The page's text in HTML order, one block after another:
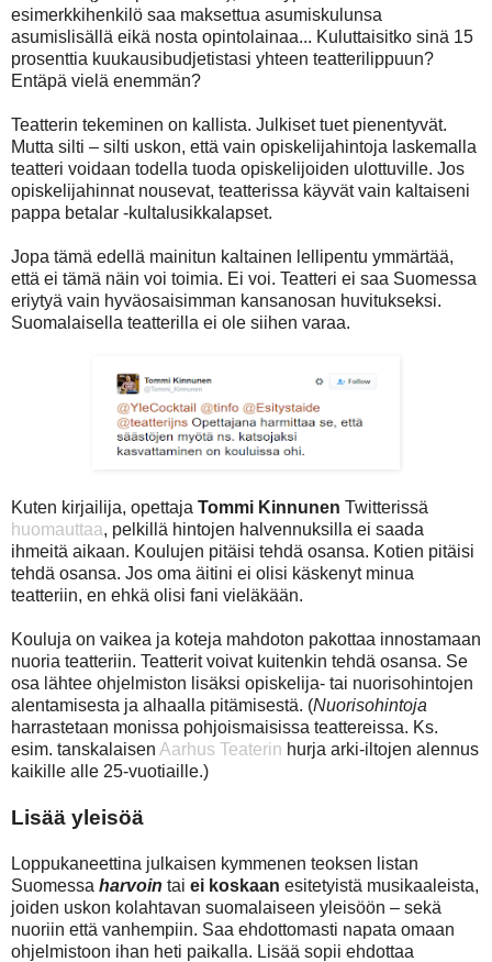
esimerkkihenkilö saa maksettua asumiskulunsa
asumislisällä eikä nosta opintolainaa... Kuluttaisitko sinä 15
prosenttia kuukausibudjetistasi yhteen teatterilippuun?
Entäpä vielä enemmän?
Teatterin tekeminen on kallista. Julkiset tuet pienentyvät.
Mutta silti – silti uskon, että vain opiskelijahintoja laskemalla
teatteri voidaan todella tuoda opiskelijoiden ulottuville. Jos
opiskelijahinnat nousevat, teatterissa käyvät vain kaltaiseni
pappa betalar -kultalusikkalapset.
Jopa tämä edellä mainitun kaltainen lellipentu ymmärtää,
että ei tämä näin voi toimia. Ei voi. Teatteri ei saa Suomessa
eriytyä vain hyväosaisimman kansanosan huvitukseksi.
Suomalaisella teatterilla ei ole siihen varaa.
Kuten kirjailija, opettaja Tommi Kinnunen Twitterissä
huomauttaa, pelkillä hintojen halvennuksilla ei saada
ihmeitä aikaan. Koulujen pitäisi tehdä osansa. Kotien pitäisi
tehdä osansa. Jos oma äitini ei olisi käskenyt minua
teatteriin, en ehkä olisi fani vieläkään.
Kouluja on vaikea ja koteja mahdoton pakottaa innostamaan
nuoria teatteriin. Teatterit voivat kuitenkin tehdä osansa. Se
osa lähtee ohjelmiston lisäksi opiskelija- tai nuorisohintojen
alentamisesta ja alhaalla pitämisestä. (Nuorisohintoja
harrastetaan monissa pohjoismaisissa teattereissa. Ks.
esim. tanskalaisen Aarhus Teaterin hurja arki-iltojen alennus
kaikille alle 25-vuotiaille.)
Lisää yleisöä
Loppukaneettina julkaisen kymmenen teoksen listan
Suomessa harvoin tai ei koskaan esitetyistä musikaaleista,
joiden uskon kolahtavan suomalaiseen yleisöön – sekä
nuoriin että vanhempiin. Saa ehdottomasti napata omaan
ohjelmistoon ihan heti paikalla. Lisää sopii ehdottaa